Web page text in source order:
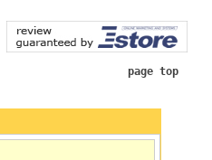
page top